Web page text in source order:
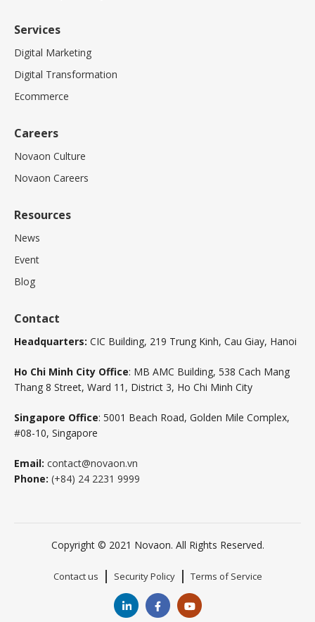
Services
Digital Marketing
Digital Transformation
Ecommerce
Careers
Novaon Culture
Novaon Careers
Resources
News
Event
Blog
Contact
Headquarters: CIC Building, 219 Trung Kinh, Cau Giay, Hanoi
Ho Chi Minh City Office: MB AMC Building, 538 Cach Mang
Thang 8 Street, Ward 11, District 3, Ho Chi Minh City
Singapore Office: 5001 Beach Road, Golden Mile Complex,
#08-10, Singapore
Email: contact@novaon.vn
Phone: (+84) 24 2231 9999
Copyright © 2021 Novaon. All Rights Reserved.
Contact us Security Policy Terms of Service